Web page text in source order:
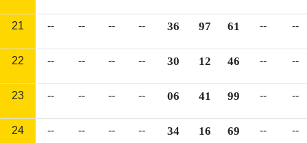
21 -- -- -- -- 36 97 61 -- --
22 -- -- -- -- 30 12 46 -- --
23 -- -- -- -- 06 41 99 -- --
24 -- -- -- -- 34 16 69 -- --